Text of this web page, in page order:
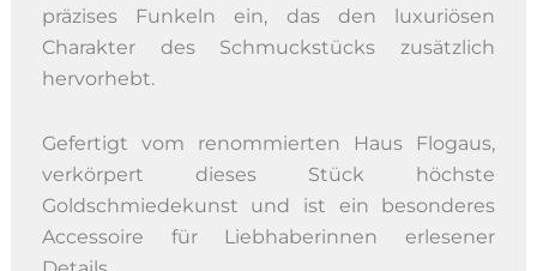
präzises Funkeln ein, das den luxuriösen
Charakter des Schmuckstücks zusätzlich
hervorhebt.
Gefertigt vom renommierten Haus Flogaus,
verkörpert dieses Stück höchste
Goldschmiedekunst und ist ein besonderes
Accessoire für Liebhaberinnen erlesener